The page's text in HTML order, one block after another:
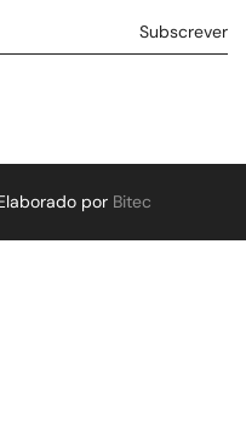
por Bitec